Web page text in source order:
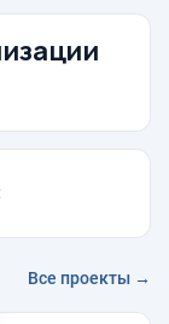
Все проекты →